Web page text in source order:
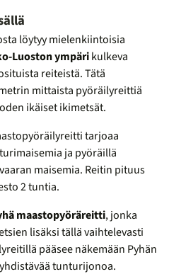
löytyy mielenkiintoisia
Luoston ympärikulkeva
reiteistä. Tätä
mittaista pyöräilyreittiä
ikäiset ikimetsät.
tarjoaa
ja pyöräillä
maisemia. Reitin pituus
2 tuntia.
maastopyöräreitti, jonka
lisäksi tällä vaihtelevasti
pääsee näkemään Pyhän
tunturijonoa.